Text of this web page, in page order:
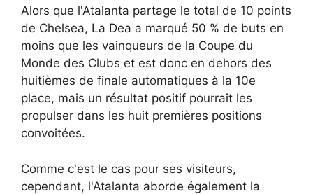
Alors que l'Atalanta partage le total de 10 points
de Chelsea, La Dea a marqué 50 % de buts en
moins que les vainqueurs de la Coupe du
Monde des Clubs et est donc en dehors des
huitièmes de finale automatiques à la 10e
place, mais un résultat positif pourrait les
propulser dans les huit premières positions
convoitées.
Comme c'est le cas pour ses visiteurs,
cependant, l'Atalanta aborde également la